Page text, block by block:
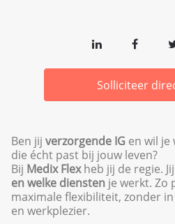
Solliciteer
Ben jij verzorgende IG en wil je
die écht past bij jouw leven?
Bij Medix Flex heb jij de regie.
en welke diensten je werkt. Zo
maximale flexibiliteit, zonder
en werkplezier.